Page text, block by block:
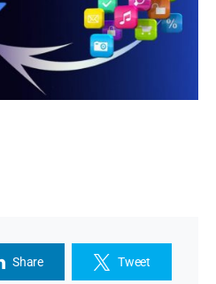
Share Tweet